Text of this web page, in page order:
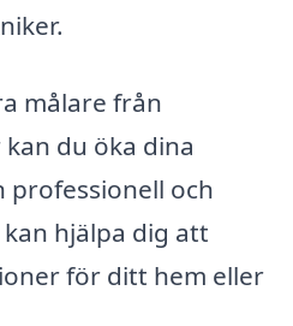
målare från
du öka dina
professionell och
hjälpa dig att
för ditt hem eller